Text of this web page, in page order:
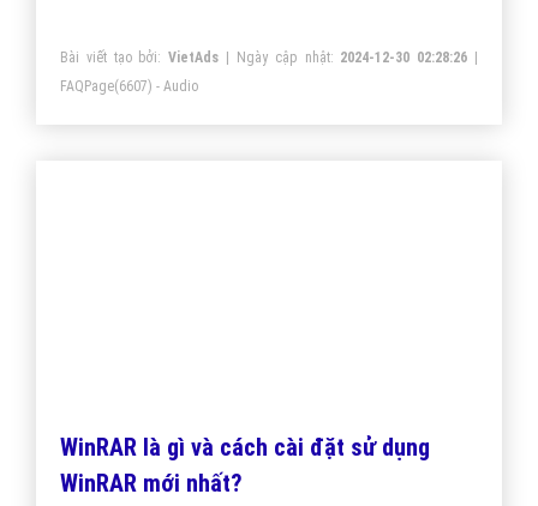
Bài viết tạo bởi:VietAds | Ngày cập nhật: 2024-12-30 02:28:26 |
FAQPage(6607) - Audio
WinRAR là gì và cách cài đặt sử dụng
WinRAR mới nhất?